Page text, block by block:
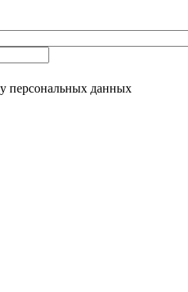
персональных данных